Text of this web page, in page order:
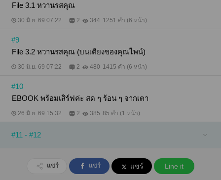
File 3.1 หวานรสคุณ
30 มิ.ย. 69 07:22 2 344 1251 คำ (6 หน้า)
#9
File 3.2 หวานรสคุณ (บนเตียงของคุณไพน์)
30 มิ.ย. 69 07:22 2 480 1415 คำ (6 หน้า)
#10
EBOOK พร้อมเสิร์ฟค่ะ สด ๆ ร้อน ๆ จากเตา
26 มิ.ย. 69 15:32 2 385 85 คำ (1 หน้า)
#11 - #12
แชร์ แชร์ แชร์ Line it